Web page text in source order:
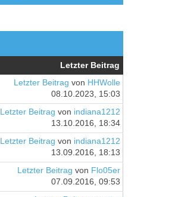
Letzter Beitrag
Letzter Beitrag von HHWolle
08.10.2023, 15:03
Letzter Beitrag von indiana1212
13.10.2016, 18:34
Letzter Beitrag von indiana1212
13.09.2016, 18:13
Letzter Beitrag von Flo05er
07.09.2016, 09:53